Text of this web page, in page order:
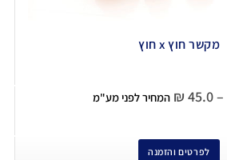
מקשר חוץ x חוץ
–
₪ 45.0 המחיר לפני מע"מ
לפרטים והזמנה